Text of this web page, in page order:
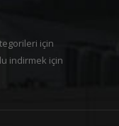
için
indirmek için